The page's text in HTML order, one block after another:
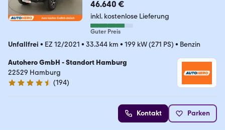
46.640 €
inkl. kostenlose Lieferung
Guter Preis
Unfallfrei • EZ 12/2021 • 33.344 km • 199 kW (271 PS) • Benzin
Autohero GmbH - Standort Hamburg
22529 Hamburg
4.6 Sterne
(194)
Kontakt Parken